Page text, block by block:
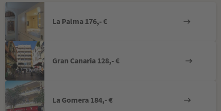
La Palma 176,- €
Gran Canaria 128,- €
La Gomera 184,- €